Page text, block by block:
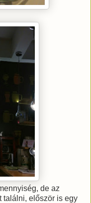
de az
találni, először is egy